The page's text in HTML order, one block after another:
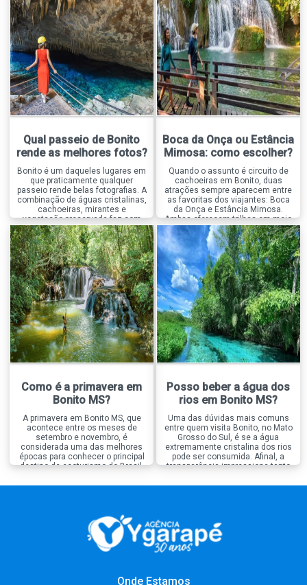
Qual passeio de Bonito
rende as melhores fotos?
Bonito é um daqueles lugares em
que praticamente qualquer
passeio rende belas fotografias. A
combinação de águas cristalinas,
cachoeiras, mirantes e
vegetação preservada faz com
que o destino seja um verdadeiro
paraíso para quem gosta de
registrar a viagem. Mas, entre
tantas opções, existe um passeio
que se destaca quando o
assunto é fotografia, a […]
Boca da Onça ou Estância
Mimosa: como escolher?
Quando o assunto é circuito de
cachoeiras em Bonito, duas
atrações sempre aparecem entre
as favoritas dos viajantes: Boca
da Onça e Estância Mimosa.
Ambas oferecem trilhas em meio
à natureza, diversas cachoeiras
para banho e excelente
infraestrutura, mas proporcionam
experiências bastante diferentes.
Enquanto a Boca da Onça é
conhecida pela aventura, pelos
grandes desafios […]
Como é a primavera em
Bonito MS?
A primavera em Bonito MS, que
acontece entre os meses de
setembro e novembro, é
considerada uma das melhores
épocas para conhecer o principal
destino de ecoturismo do Brasil.
por um período de renovação, as
com águas extremamente
cristalinas, criando o cenário […]
Posso beber a água dos
rios em Bonito MS?
Uma das dúvidas mais comuns
entre quem visita Bonito, no Mato
Grosso do Sul, é se a água
extremamente cristalina dos rios
pode ser consumida. Afinal, a
transparência impressiona tanto
seja naturalmente própria para
Onde Estamos